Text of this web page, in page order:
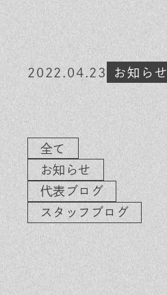
2022.04.23 お知らせ
全て
お知らせ
代表ブログ
スタッフブログ
In
st
ag
Fa
ce
bo
LI
N
E